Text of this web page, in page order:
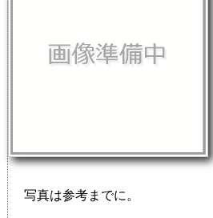
写真は参考までに。